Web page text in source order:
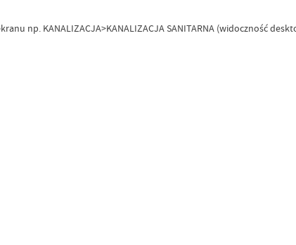
np. KANALIZACJA>KANALIZACJA SANITARNA (widoczność